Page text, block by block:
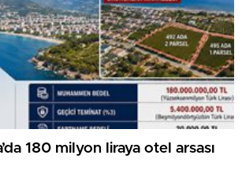
180 milyon liraya otel arsası